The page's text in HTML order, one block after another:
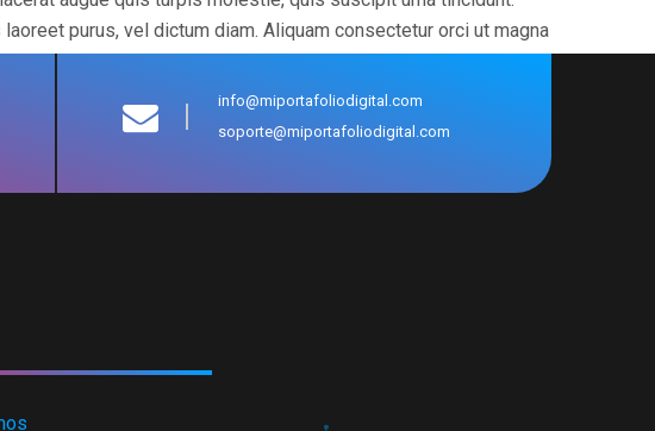
purus, vel dictum diam. Aliquam consectetur orci ut magna
info@miportafoliodigital.com
soporte@miportafoliodigital.com